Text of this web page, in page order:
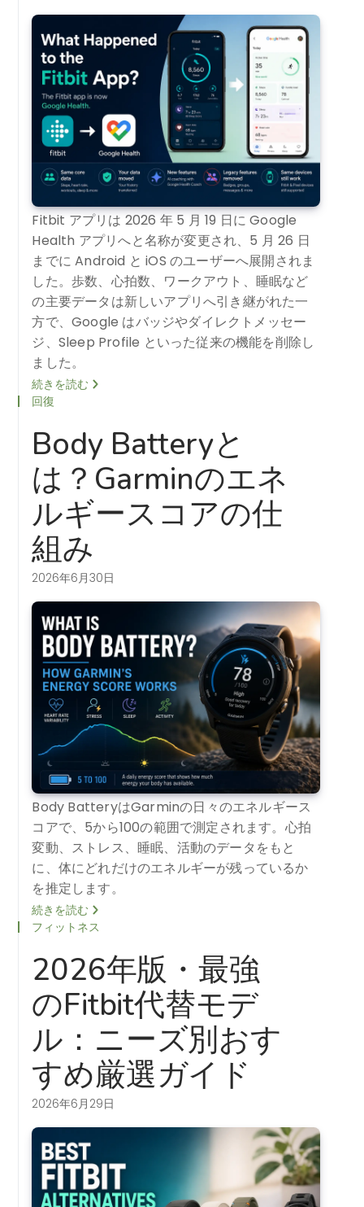
Fitbit アプリは 2026 年 5 月 19 日に Google
Health アプリへと名称が変更され、5 月 26 日
までに Android と iOS のユーザーへ展開されま
した。歩数、心拍数、ワークアウト、睡眠など
の主要データは新しいアプリへ引き継がれた一
方で、Google はバッジやダイレクトメッセー
ジ、Sleep Profile といった従来の機能を削除し
ました。
続きを読む
回復
Body Batteryと
は？Garminのエネ
ルギースコアの仕
組み
2026年6月30日
Body BatteryはGarminの日々のエネルギース
コアで、5から100の範囲で測定されます。心拍
変動、ストレス、睡眠、活動のデータをもと
に、体にどれだけのエネルギーが残っているか
を推定します。
続きを読む
フィットネス
2026年版・最強
のFitbit代替モデ
ル：ニーズ別おす
すめ厳選ガイド
2026年6月29日